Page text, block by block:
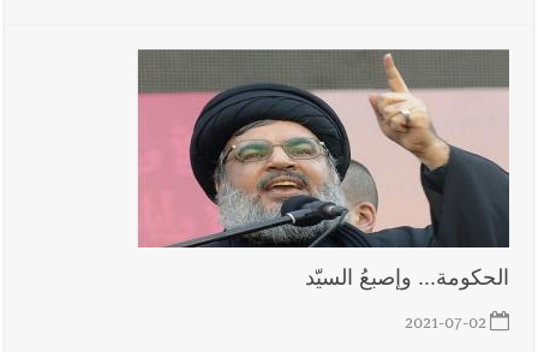
حول الجيش في هذه المرحلة الدقيقة
أخبار لبنان مؤسسة مياه لبنان الجنوبي : جيش العدوالاسرائيلي
يستهدف فرق المؤسسة أثناء عملهم في عيتا الجبل
أخبار لبنان بهية الحريري تقدم بإسم الرئيس سعد الحريري التعازي
بوفاة الراحل ميشال معلولي
الحكومة... وإصبعُ السيّد
2021-07-02